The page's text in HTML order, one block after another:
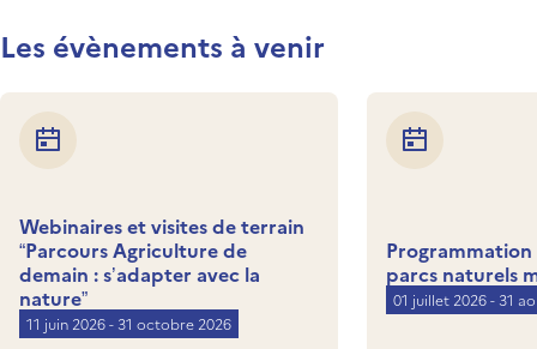
Les évènements à venir
Webinaires et visites de terrain
“Parcours Agriculture de
demain : s’adapter avec la
nature”
11 juin 2026 - 31 octobre 2026
Programmation
parcs naturels
01 juillet 2026 - 31